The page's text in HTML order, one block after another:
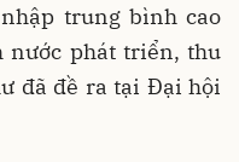
trung bình cao
nước phát triển, thu
đã đề ra tại Đại hội